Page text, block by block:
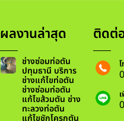
ผลงานล่าสุด
ช่างซ่อมท่อตัน
ปทุมธานี บริการ
ช่างแก้ไขท่อตัน
ช่างซ่อมท่อตัน
แก้ไขส้วมตัน ช่าง
ทะลวงท่อตัน
ติดต่